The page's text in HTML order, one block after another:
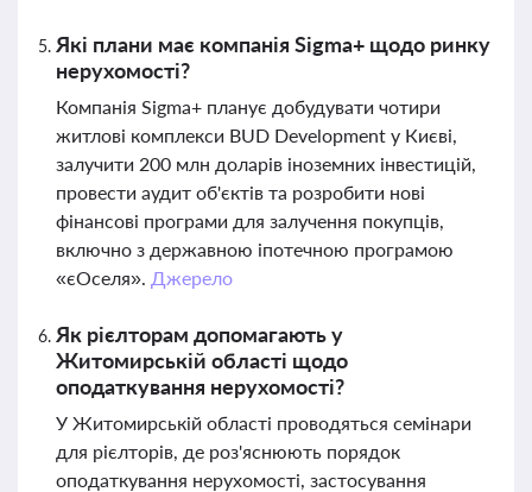
Які плани має компанія Sigma+ щодо ринку
нерухомості?
Компанія Sigma+ планує добудувати чотири
житлові комплекси BUD Development у Києві,
залучити 200 млн доларів іноземних інвестицій,
провести аудит об'єктів та розробити нові
фінансові програми для залучення покупців,
включно з державною іпотечною програмою
«єОселя». Джерело
Як рієлторам допомагають у
Житомирській області щодо
оподаткування нерухомості?
У Житомирській області проводяться семінари
для рієлторів, де роз'яснюють порядок
оподаткування нерухомості, застосування